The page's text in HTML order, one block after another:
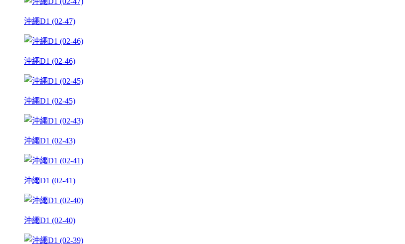
沖繩D1 (02-47)
沖繩D1 (02-46)
沖繩D1 (02-45)
沖繩D1 (02-43)
沖繩D1 (02-41)
沖繩D1 (02-40)